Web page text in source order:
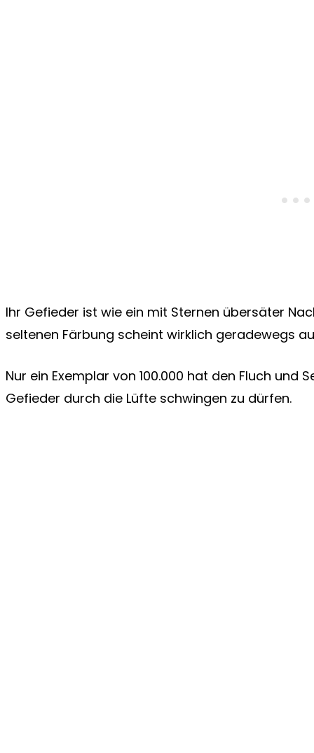
Ihr Gefieder ist wie ein mit Sternen übersäter
seltenen Färbung scheint wirklich geradewegs
Nur ein Exemplar von 100.000 hat den Fluch und
Gefieder durch die Lüfte schwingen zu dürfen.